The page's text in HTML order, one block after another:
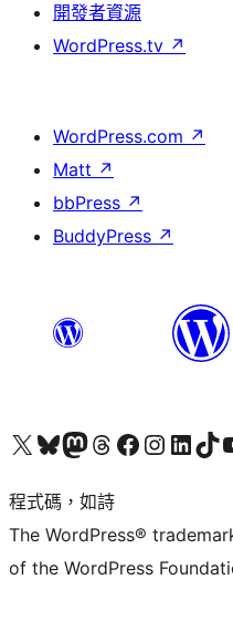
開發者資源
WordPress.tv ↗
WordPress.com ↗
Matt ↗
bbPress ↗
BuddyPress ↗
查看我們的 X (之前的 Twitter) 帳號造訪我們的 Bluesky 帳號造訪我們的 Mastodon 帳號造訪我們的 Threads 帳號 造訪我們的 Facebook 粉絲專頁Visit our Instagram
Visit our造訪我們的 TikTok 帳號
程式碼，如詩
The WordPress®
of the WordPress